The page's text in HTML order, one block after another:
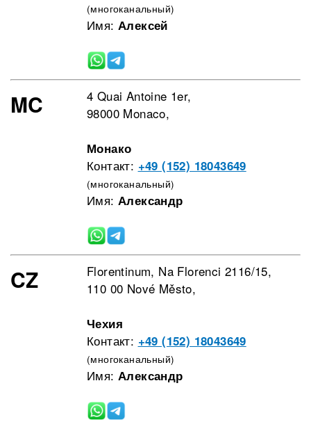
(многоканальный)
Имя: Алексей
MC
4 Quai Antoine 1er,
98000 Monaco,
Монако
Контакт: +49 (152) 18043649
(многоканальный)
Имя: Александр
CZ
Florentinum, Na Florenci 2116/15,
110 00 Nové Město,
Чехия
Контакт: +49 (152) 18043649
(многоканальный)
Имя: Александр